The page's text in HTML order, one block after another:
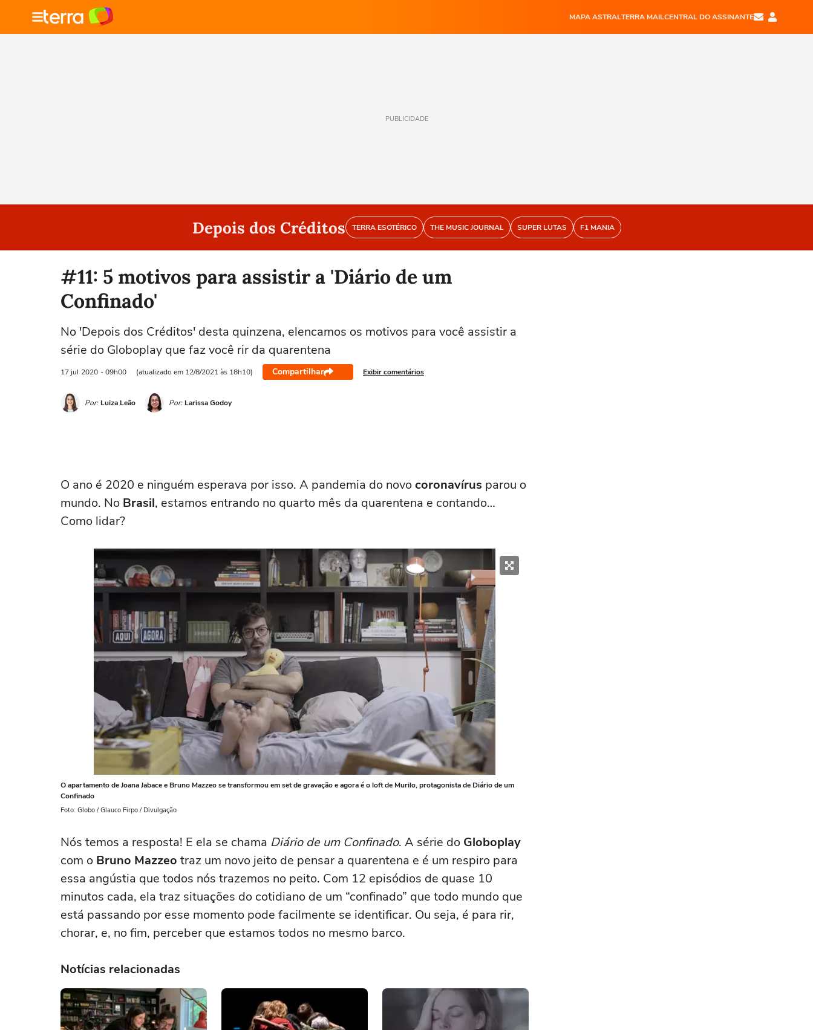
MAPA ASTRALTERRA MAILCENTRAL DO ASSINANTE
PUBLICIDADE
Depois dos Créditos TERRA ESOTÉRICO THE MUSIC JOURNAL SUPER LUTAS F1 MANIA
#11: 5 motivos para assistir a 'Diário de um
Confinado'
No 'Depois dos Créditos' desta quinzena, elencamos os motivos para você assistir a
série do Globoplay que faz você rir da quarentena
17 jul 2020 - 09h00 (atualizado em 12/8/2021 às 18h10) Compartilhar Exibir comentários
Por: Luiza Leão Por: Larissa Godoy
O ano é 2020 e ninguém esperava por isso. A pandemia do novocoronavírus parou o
mundo. No Brasil, estamos entrando no quarto mês da quarentena e contando…
Como lidar?
O apartamento de Joana Jabace e Bruno Mazzeo se transformou em set de gravação e agora é o loft de Murilo, protagonista de Diário de um
Confinado
Foto: Globo / Glauco Firpo / Divulgação
Nós temos a resposta! E ela se chama Diário de um Confinado. A série do Globoplay
com o Bruno Mazzeo traz um novo jeito de pensar a quarentena e é um respiro para
essa angústia que todos nós trazemos no peito. Com 12 episódios de quase 10
minutos cada, ela traz situações do cotidiano de um “confinado” que todo mundo que
está passando por esse momento pode facilmente se identificar. Ou seja, é para rir,
chorar, e, no fim, perceber que estamos todos no mesmo barco.
Notícias relacionadas